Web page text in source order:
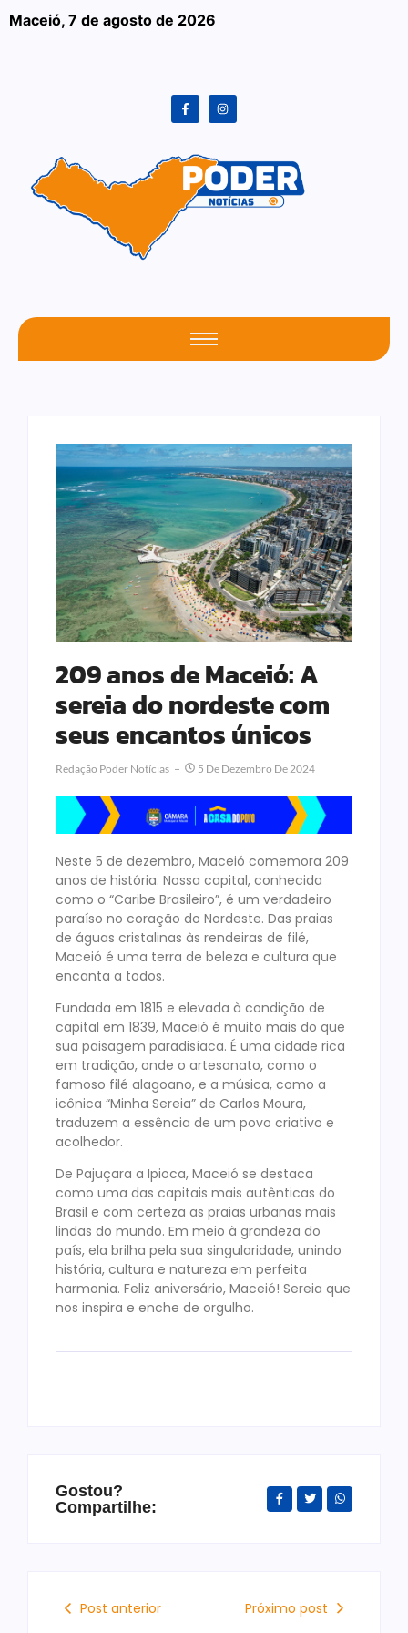
Maceió, 7 de agosto de 2026
209 anos de Maceió: A
sereia do nordeste com
seus encantos únicos
Redação Poder Notícias 5 De Dezembro De 2024
Neste 5 de dezembro, Maceió comemora 209
anos de história. Nossa capital, conhecida
como o “Caribe Brasileiro”, é um verdadeiro
paraíso no coração do Nordeste. Das praias
de águas cristalinas às rendeiras de filé,
Maceió é uma terra de beleza e cultura que
encanta a todos.
Fundada em 1815 e elevada à condição de
capital em 1839, Maceió é muito mais do que
sua paisagem paradisíaca. É uma cidade rica
em tradição, onde o artesanato, como o
famoso filé alagoano, e a música, como a
icônica “Minha Sereia” de Carlos Moura,
traduzem a essência de um povo criativo e
acolhedor.
De Pajuçara a Ipioca, Maceió se destaca
como uma das capitais mais autênticas do
Brasil e com certeza as praias urbanas mais
lindas do mundo. Em meio à grandeza do
país, ela brilha pela sua singularidade, unindo
história, cultura e natureza em perfeita
harmonia. Feliz aniversário, Maceió! Sereia que
nos inspira e enche de orgulho.
Gostou?
Compartilhe:
Post anterior Próximo post